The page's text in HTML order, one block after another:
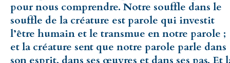
pour nous comprendre. Notre souffle dans le
souffle de la créature est parole qui investit
l’être humain et le transmue en notre parole ;
et la créature sent que notre parole parle dans
son esprit, dans ses œuvres et dans ses pas. Et